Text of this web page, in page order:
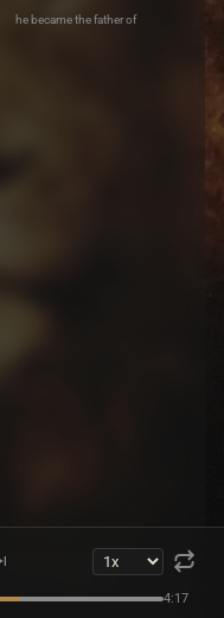
he became the father of
4:17